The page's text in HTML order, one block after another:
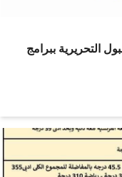
التحريرية ببرامج